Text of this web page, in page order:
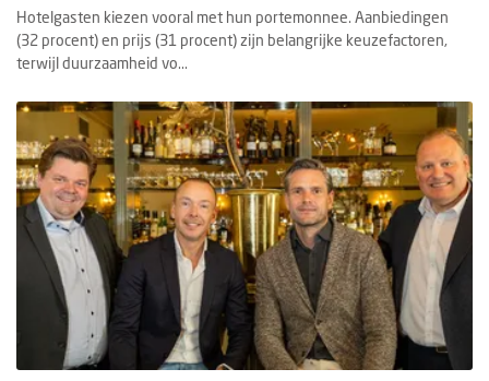
Hotelgasten kiezen vooral met hun portemonnee. Aanbiedingen
(32 procent) en prijs (31 procent) zijn belangrijke keuzefactoren,
terwijl duurzaamheid vo...